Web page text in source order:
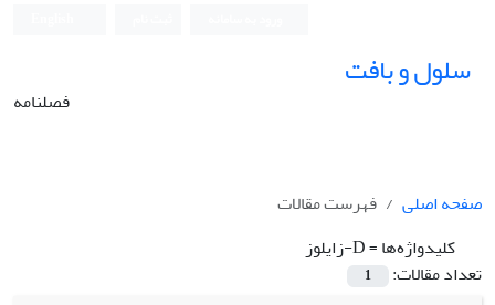
سلول و بافت
فصلنامه
صفحه اصلی
فهرست مقالات
کلیدواژه‌ها =D-زایلوز
تعداد مقالات:
1